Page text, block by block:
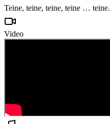
Teine, teine, teine, teine … teine.
Video